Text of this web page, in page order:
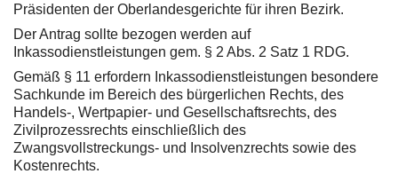
Präsidenten der Oberlandesgerichte für ihren Bezirk.
Der Antrag sollte bezogen werden auf
Inkassodienstleistungen gem. § 2 Abs. 2 Satz 1 RDG.
Gemäß § 11 erfordern Inkassodienstleistungen besondere
Sachkunde im Bereich des bürgerlichen Rechts, des
Handels-, Wertpapier- und Gesellschaftsrechts, des
Zivilprozessrechts einschließlich des
Zwangsvollstreckungs- und Insolvenzrechts sowie des
Kostenrechts.